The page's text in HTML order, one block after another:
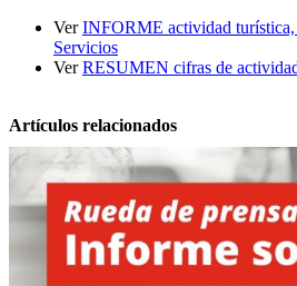
VerINFORME actividad
Servicios
VerRESUMEN cifras de
Artículos relacionados